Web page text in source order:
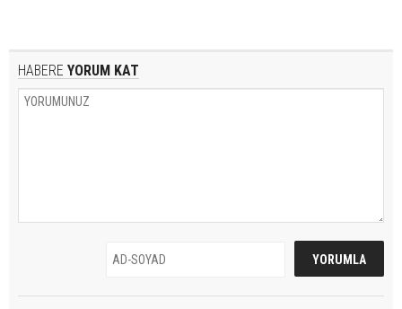
HABERE YORUM KAT